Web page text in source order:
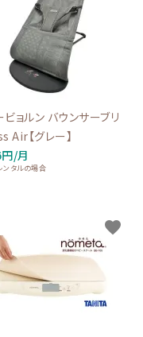
ョルン バウンサーブリ
Air【グレー】
/月
ンタルの場合
favorite